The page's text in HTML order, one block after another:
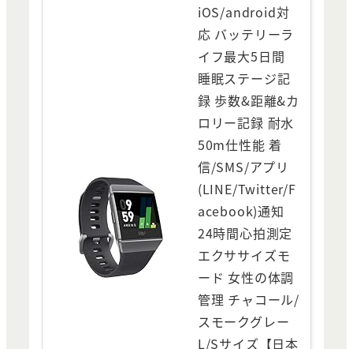
iOS/android対
応 バッテリーラ
イフ最大5日間
睡眠ステージ記
録 歩数&距離&カ
ロリー記録 耐水
50m仕性能 着
信/SMS/アプリ
(LINE/Twitter/F
acebook)通知
24時間心拍測定
エクササイズモ
ード 女性の体調
管理 チャコール/
スモークグレー
L/Sサイズ【日本